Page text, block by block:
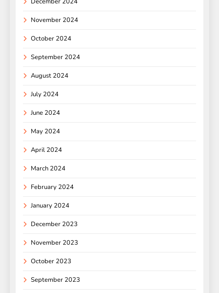
November 2024
October 2024
September 2024
August 2024
July 2024
June 2024
May 2024
April 2024
March 2024
February 2024
January 2024
December 2023
November 2023
October 2023
September 2023